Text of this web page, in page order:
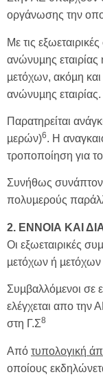
οργάνωσης την
Με τις
ανώνυµης
µετόχων, ακόµη
ανώνυµης εταιρίας.
Παρατηρείται
µερών)6. Η
τροποποίηση για
Συνήθως
πολυµερούς
2. ΕΝΝΟΙΑ ΚΑΙ
Οι εξωεταιρικές
µετόχων ή µετόχων
Συµβαλλόµενοι σε
ελέγχεται απο την
στη Γ.Σ8
Από τυπολογική
οποίους